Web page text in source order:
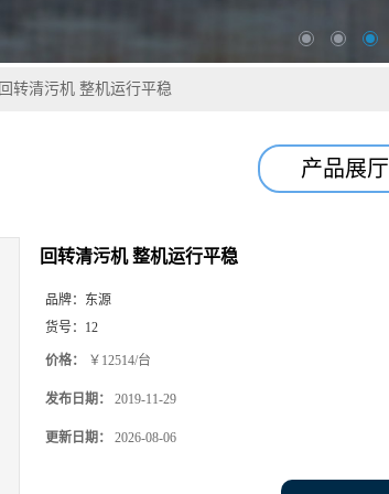
回转清污机 整机运行平稳
产品展厅
回转清污机 整机运行平稳
品牌： 东源
货号： 12
价格： ￥12514/台
发布日期： 2019-11-29
更新日期： 2026-08-06